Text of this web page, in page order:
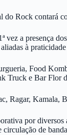
Rock contará
vez a presença
à
Food
Truck e Bar Flor
Ragar,
por
circulação de